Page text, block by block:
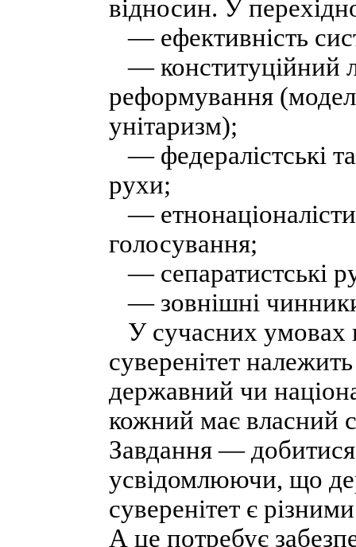
відносин. У
— ефективність
— конституційний
реформування
унітаризм);
— федералістські
рухи;
—
голосування;
— сепаратистські
— зовнішні
У сучасних умовах
суверенітет
державний чи
кожний має власний
Завдання — добитися
усвідомлюючи, що
суверенітет є
А це потребує